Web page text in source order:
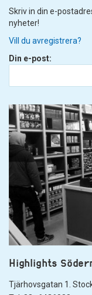
Skriv in din e-
nyheter!
Vill du avregistrera?
Din e-post:
Highlights
Tjärhovsgatan 1.